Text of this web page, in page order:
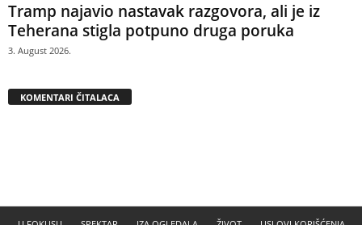
Tramp najavio nastavak razgovora, ali je iz
Teherana stigla potpuno druga poruka
3. August 2026.
KOMENTARI ČITALACA